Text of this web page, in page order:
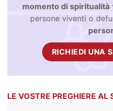
momento di spiritualità
persone viventi o
RICHIEDI UNA
LE VOSTRE PREGHIERE AL